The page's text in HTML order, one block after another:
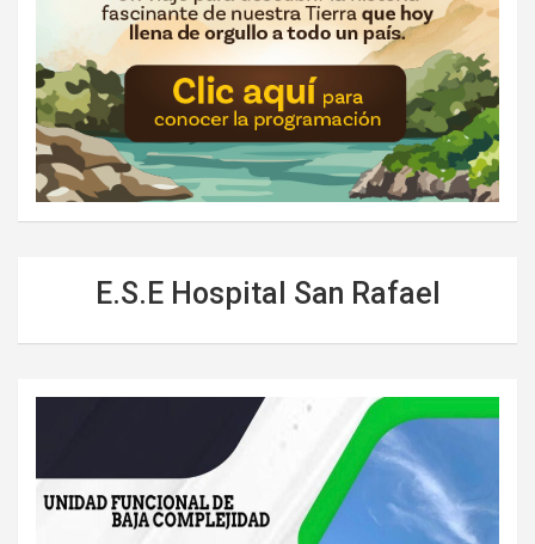
E.S.E Hospital San Rafael